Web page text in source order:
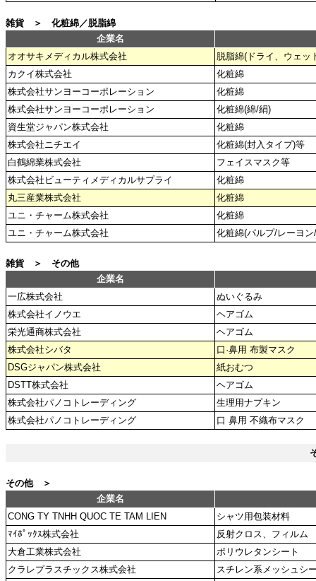
雑貨 ＞ 化粧綿／脱脂綿
企業名
オオサキメディカル株式会社
脱脂綿(ドライ、ウェッ
カクイ株式会社
化粧綿
株式会社サンヨーコーポレーション
化粧綿
株式会社サンヨーコーポレーション
化粧綿(綿/絹)
資生堂ジャパン株式会社
化粧綿
株式会社ニチエイ
化粧綿(封入タイプ)等
白鶴綿業株式会社
フェイスマスク等
株式会社ビューティメディカルサプライ
化粧綿
丸三産業株式会社
化粧綿
ユニ・チャーム株式会社
化粧綿
ユニ・チャーム株式会社
化粧綿(パルプ/レーヨ
雑貨 ＞ その他
企業名
一広株式会社
ぬいぐるみ
株式会社イノウエ
ヘアゴム
栄光通商株式会社
ヘアゴム
株式会社シバタ
口·鼻用 布製マスク
DSGジャパン株式会社
紙おむつ
DSTT株式会社
ヘアゴム
株式会社パノコトレーディング
生理用ナプキン
株式会社パノコトレーディング
口 鼻用 不織布マスク
その他 ＞
企業名
CONG TY TNHH QUOC TE TAM LIEN
シャツ用包装材料
ﾏｲﾎﾟｯｸｽ株式会社
反射クロス、フィルム
大倉工業株式会社
ポリウレタンシート
クラレプラスチックス株式会社
スチレン系メッシュシ